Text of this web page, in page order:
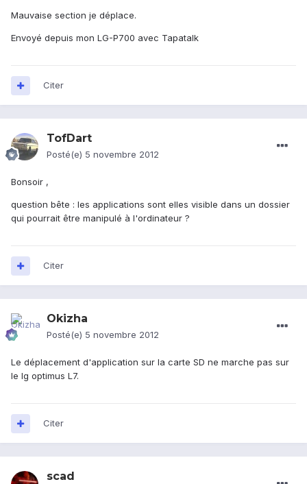
Mauvaise section je déplace.
Envoyé depuis mon LG-P700 avec Tapatalk
Citer
TofDart
Posté(e) 5 novembre 2012
Bonsoir ,
question bête : les applications sont elles visible dans un dossier
qui pourrait être manipulé à l'ordinateur ?
Citer
Okizha
Posté(e) 5 novembre 2012
Le déplacement d'application sur la carte SD ne marche pas sur
le lg optimus L7.
Citer
scad